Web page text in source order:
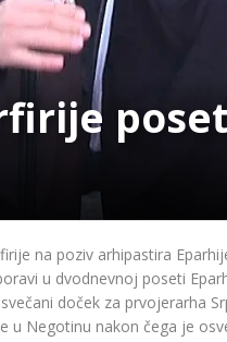
na poziv arhipastira
u dvodnevnoj poseti
doček za prvojerarha
u Negotinu nakon čega je